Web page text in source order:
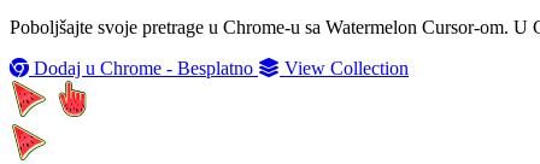
Poboljšajte svoje pretrage u Chrome-u sa Watermelon Cursor-om.
Dodaj u Chrome - Besplatno
View Collection